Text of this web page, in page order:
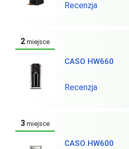
Recenzja
2 miejsce
CASO HW660
Recenzja
3 miejsce
CASO HW600